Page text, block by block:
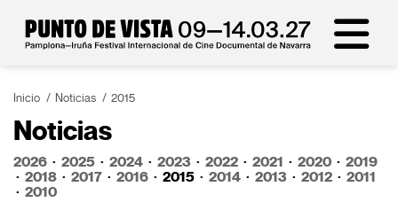
Inicio Noticias 2015
Noticias
2026 · 2025 · 2024 · 2023 · 2022 · 2021 · 2020 · 2019
· 2018 · 2017 · 2016 · 2015 · 2014 · 2013 · 2012 · 2011
· 2010